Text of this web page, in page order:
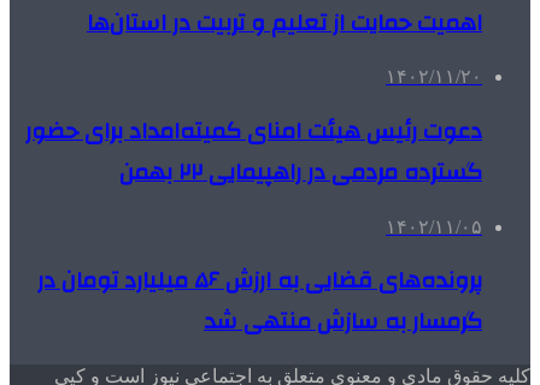
اهمیت حمایت از تعلیم و تربیت در استان‌ها
۱۴۰۲/۱۱/۲۰
دعوت رئیس هیئت امنای کمیته‌امداد برای حضور
گسترده مردمی در راهپیمایی ۲۲ بهمن
۱۴۰۲/۱۱/۰۵
پرونده‌های قضایی به ارزش ۵۶ میلیارد تومان در
گرمسار به سازش منتهی شد
کلیه حقوق مادی و معنوی متعلق به اجتماعی نیوز است و کپی